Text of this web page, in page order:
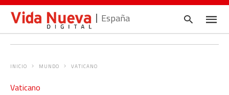
España
INICIO MUNDO VATICANO
Vaticano